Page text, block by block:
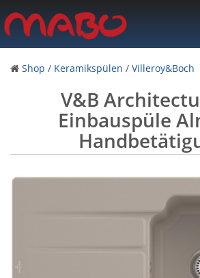
Shop / Keramikspülen / Villeroy&Boch
V&B
Einbauspüle